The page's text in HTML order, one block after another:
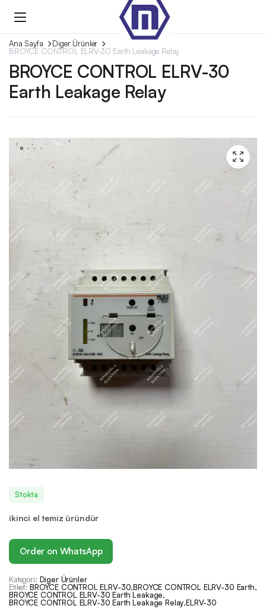
Ana Sayfa
Diger Ürünler
BROYCE CONTROL ELRV-30 Earth Leakage Relay
BROYCE CONTROL ELRV-30
Earth Leakage Relay
Stokta
ikinci el temiz üründür
Order on WhatsApp
Kategori: Diger Ürünler
Etiket: BROYCE CONTROL ELRV-30,BROYCE CONTROL ELRV-30 Earth,
BROYCE CONTROL ELRV-30 Earth Leakage,
BROYCE CONTROL ELRV-30 Earth Leakage Relay,ELRV-30